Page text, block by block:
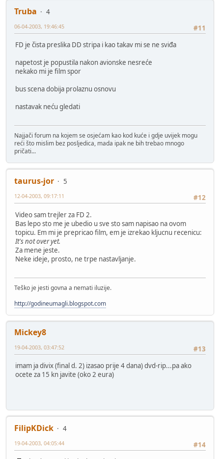
Truba
4
#11
06-04-2003, 19:46:45
FD je čista preslika DD stripa i kao takav mi se ne sviđa
napetost je popustila nakon avionske nesreće
nekako mi je film spor
bus scena dobija prolaznu osnovu
nastavak neću gledati
Najjači forum na kojem se osjećam kao kod kuće i gdje uvijek mogu
reći što mislim bez posljedica, mada ipak ne bih trebao mnogo
pričati...
taurus-jor
5
#12
12-04-2003, 09:17:11
Video sam trejler za FD 2.
Bas lepo sto me je ubedio u sve sto sam napisao na ovom
topicu. Em mi je prepricao film, em je izrekao kljucnu recenicu:
It's not over yet.
Za mene jeste.
Neke ideje, prosto, ne trpe nastavljanje.
Teško je jesti govna a nemati iluzije.
http://godineumagli.blogspot.com
Mickey8
#13
19-04-2003, 03:47:52
imam ja divix (final d. 2) izasao prije 4 dana) dvd-rip...pa ako
ocete za 15 kn javite (oko 2 eura)
FilipKDick
4
#14
19-04-2003, 04:05:44